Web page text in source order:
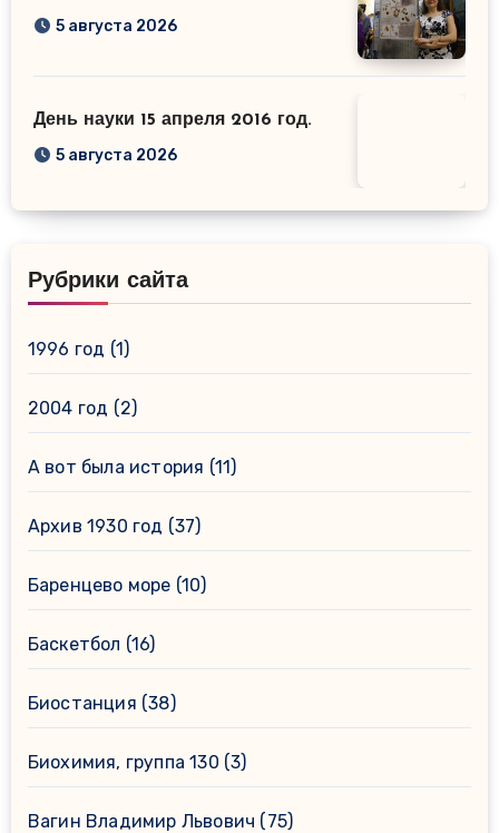
5 августа 2026
День науки 15 апреля 2016 год.
5 августа 2026
Рубрики сайта
1996 год (1)
2004 год (2)
А вот была история (11)
Архив 1930 год (37)
Баренцево море (10)
Баскетбол (16)
Биостанция (38)
Биохимия, группа 130 (3)
Вагин Владимир Львович (75)